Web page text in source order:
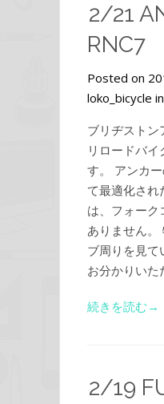
2/21
RNC7
Posted on
loko_bicycle in
ブリヂストン
リロードバ
す。 アンカ
て最適化され
は、フォーク
ありません。
ブ周りを見て
お分かりい
続きを読む→
2/19